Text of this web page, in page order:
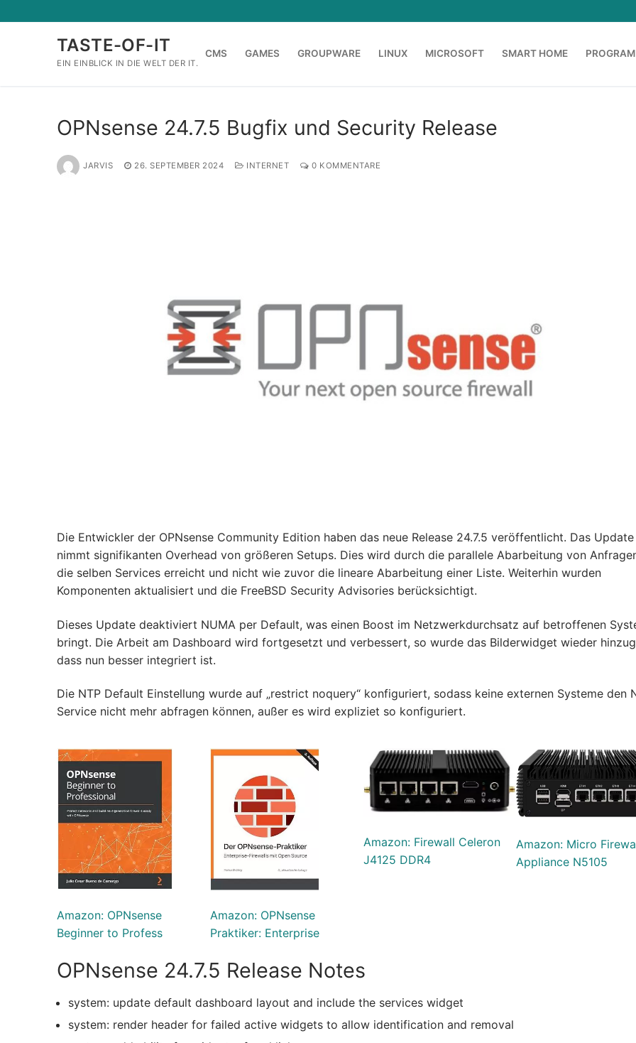
Inhalt
TASTE-OF-IT
EIN EINBLICK IN DIE WELT DER IT.
CMS GAMES GROUPWARE LINUX MICROSOFT SMART HOME
OPNsense 24.7.5 Bugfix und Security Release
JARVIS 26. SEPTEMBER 2024 INTERNET 0 KOMMENTARE
Die Entwickler der OPNsense Community Edition haben das neue Release 24.7.5 veröffentlicht. Das Update
nimmt signifikanten Overhead von größeren Setups. Dies wird durch die parallele Abarbeitung von
die selben Services erreicht und nicht wie zuvor die lineare Abarbeitung einer Liste. Weiterhin wurden
Komponenten aktualisiert und die FreeBSD Security Advisories berücksichtigt.
Dieses Update deaktiviert NUMA per Default, was einen Boost im Netzwerkdurchsatz auf betroffenen
bringt. Die Arbeit am Dashboard wird fortgesetzt und verbessert, so wurde das Bilderwidget wieder
dass nun besser integriert ist.
Die NTP Default Einstellung wurde auf „restrict noquery“ konfiguriert, sodass keine externen Systeme den
Service nicht mehr abfragen können, außer es wird expliziet so konfiguriert.
Amazon: OPNsense
Beginner to Profess
Amazon: OPNsense
Praktiker: Enterprise
Amazon: Firewall Celeron
J4125 DDR4
Amazon: Micro
Appliance N5105
OPNsense 24.7.5 Release Notes
system: update default dashboard layout and include the services widget
system: render header for failed active widgets to allow identification and removal